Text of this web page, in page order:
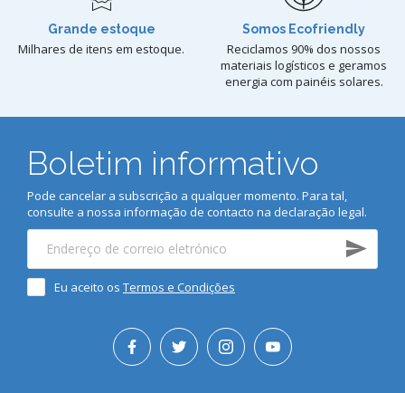
Grande estoque
Milhares de itens em estoque.
Somos Ecofriendly
Reciclamos 90% dos nossos
materiais logísticos e geramos
energia com painéis solares.
Boletim informativo
Pode cancelar a subscrição a qualquer momento. Para tal,
consulte a nossa informação de contacto na declaração legal.
Eu aceito os Termos e Condições